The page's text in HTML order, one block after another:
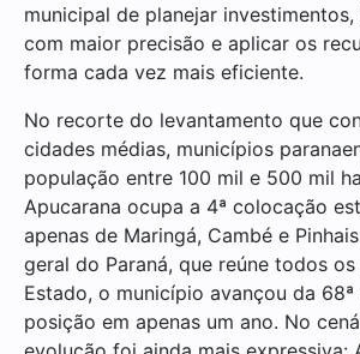
municipal de planejar
com maior precisão e aplicar os
forma cada vez mais eficiente.
No recorte do levantamento que
cidades médias, municípios
população entre 100 mil e 500 mil
Apucarana ocupa a 4ª colocação
apenas de Maringá, Cambé e
geral do Paraná, que reúne todos
Estado, o município avançou da 68ª
posição em apenas um ano. No